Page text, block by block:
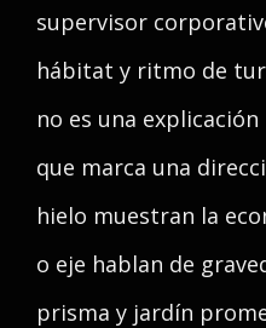
supervisor
hábitat y ritmo de
no es una
que marca una
hielo muestran la
o eje hablan de
prisma y jardín